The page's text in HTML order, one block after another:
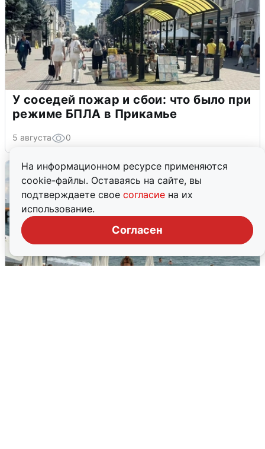
На информационном ресурсе применяются
cookie-файлы. Оставаясь на сайте, вы
подтверждаете свое согласие на их
использование.
Согласен
У соседей пожар и сбои: что было при
режиме БПЛА в Прикамье
5 августа 0